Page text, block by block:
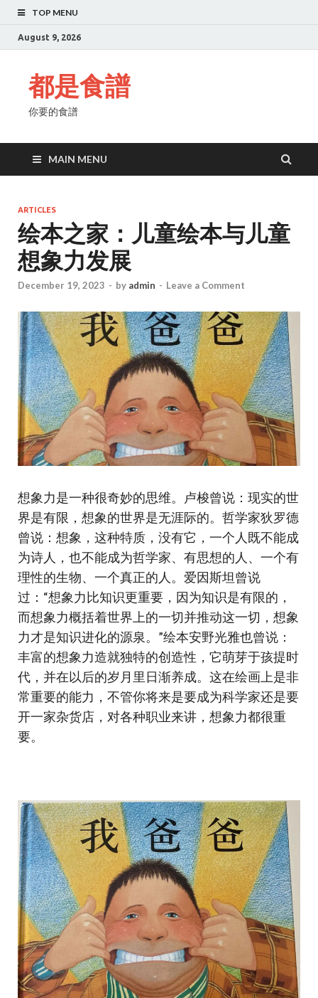
TOP MENU
August 9, 2026
都是食譜
你要的食譜
MAIN MENU
ARTICLES
绘本之家：儿童绘本与儿童
想象力发展
December 19, 2023 - by admin - Leave a Comment
想象力是一种很奇妙的思维。卢梭曾说：现实的世
界是有限，想象的世界是无涯际的。哲学家狄罗德
曾说：想象，这种特质，没有它，一个人既不能成
为诗人，也不能成为哲学家、有思想的人、一个有
理性的生物、一个真正的人。爱因斯坦曾说
过：“想象力比知识更重要，因为知识是有限的，
而想象力概括着世界上的一切并推动这一切，想象
力才是知识进化的源泉。”绘本安野光雅也曾说：
丰富的想象力造就独特的创造性，它萌芽于孩提时
代，并在以后的岁月里日渐养成。这在绘画上是非
常重要的能力，不管你将来是要成为科学家还是要
开一家杂货店，对各种职业来讲，想象力都很重
要。